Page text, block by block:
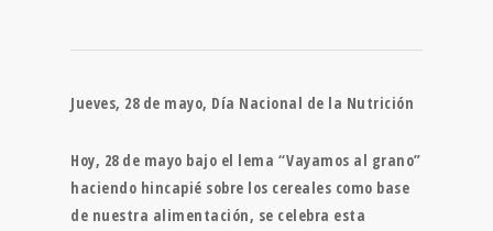
Jueves, 28 de mayo, Día Nacional de la Nutrición
Hoy, 28 de mayo bajo el lema “Vayamos al grano”
haciendo hincapié sobre los cereales como base
de nuestra alimentación, se celebra esta